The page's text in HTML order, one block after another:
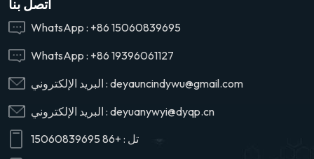
بسيطة وسريعة، مما يجعلها
متوافقة مع مجموعة واسعة
على ذلك، فإن صيانتها
الخدمة. نحن نقدم خدمة
راحة البال.
اتصل بنا
WhatsApp : +86 15060839695
WhatsApp : +86 19396061127
البريد الإلكتروني : deyauncindywu@gmail.com
البريد الإلكتروني : deyuanywyi@dyqp.cn
تل : +86 15060839695